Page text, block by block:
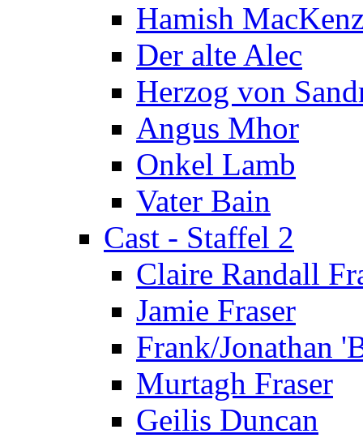
Hamish
Der alte Alec
Herzog von
Angus Mhor
Onkel Lamb
Vater Bain
Cast - Staffel 2
Claire Randall
Jamie Fraser
Frank/Jonathan
Murtagh Fraser
Geilis Duncan